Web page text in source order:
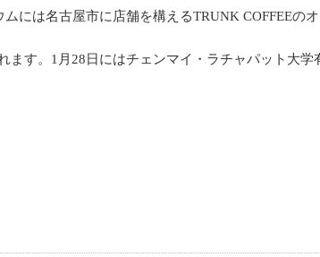
は名古屋市に店舗を構えるTRUNK COFFEEの
す。1月28日にはチェンマイ・ラチャパット大